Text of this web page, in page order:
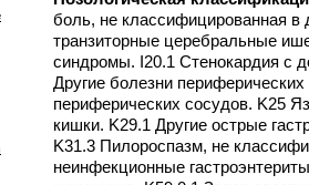
боль, не классифицированная в
транзиторные церебральные
синдромы. I20.1 Стенокардия с
Другие болезни
периферических сосудов. K25
кишки. K29.1 Другие острые
K31.3 Пилороспазм, не
неинфекционные